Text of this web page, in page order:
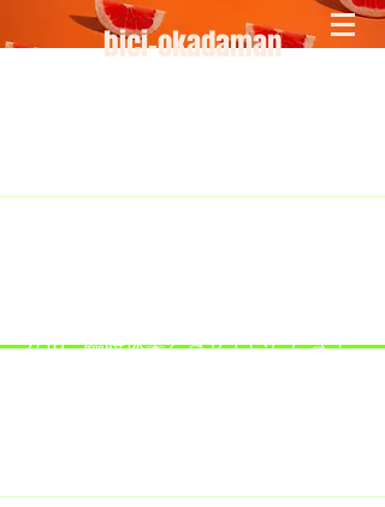
bici-okadaman
7/18：臨時休業とさせていただきま